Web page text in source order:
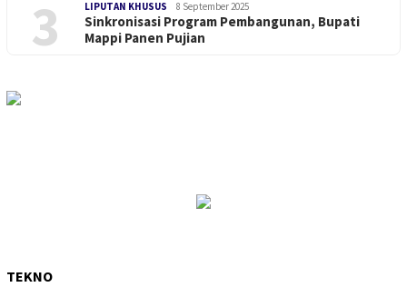
3 LIPUTAN KHUSUS 8 September 2025
Sinkronisasi Program Pembangunan, Bupati
Mappi Panen Pujian
TEKNO